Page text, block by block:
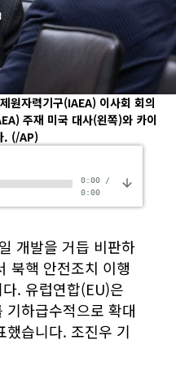
원자력기구(IAEA) 이사회 회의
주재 미국 대사(왼쪽)와 카이
. (/AP)
0:00/
0:00
개발을 거듭 비판하
북핵 안전조치 이행
. 유럽연합(EU)은
하급수적으로 확대
했습니다. 조진우 기